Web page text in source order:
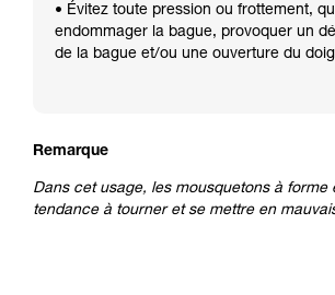
• Évitez toute pression ou frottement,
endommager la bague, provoquer un
de la bague et/ou une ouverture du
Remarque
Dans cet usage, les mousquetons à forme
tendance à tourner et se mettre en